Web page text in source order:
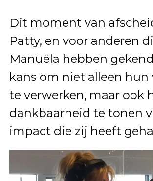
Dit moment van
Patty, en voor anderen
Manuëla hebben
kans om niet alleen hun
te verwerken, maar ook
dankbaarheid te tonen
impact die zij heeft